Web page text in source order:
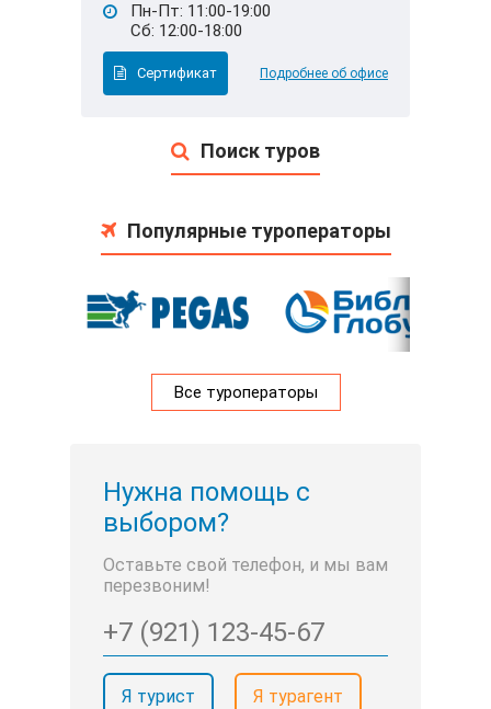
Поиск туров
Пн-Пт: 11:00-19:00
Сб: 12:00-18:00
Сертификат Подробнее об офисе
Популярные туроператоры
Все туроператоры
Нужна помощь с
выбором?
Оставьте свой телефон, и мы вам
перезвоним!
Я турист Я турагент